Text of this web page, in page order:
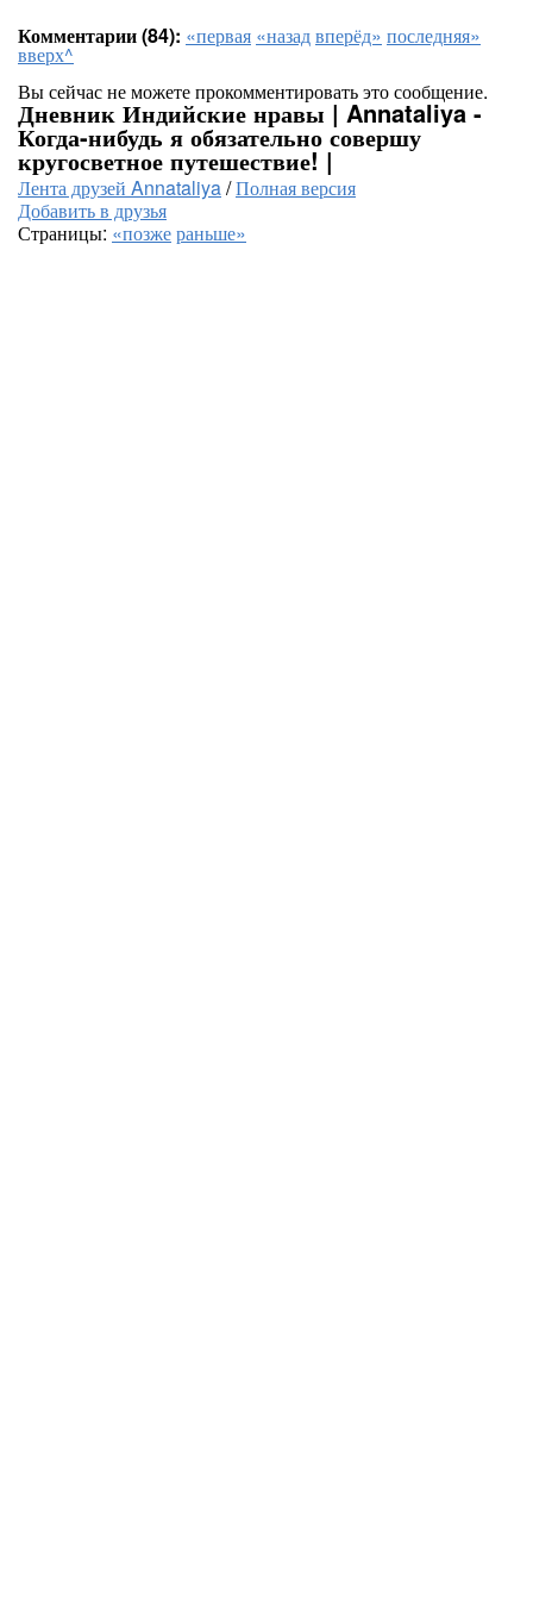
Комментарии (84): «первая «назадвперёд» последняя»
вверх^
Вы сейчас не можете прокомментировать это сообщение.
Дневник Индийские нравы | Annataliya -
Когда-нибудь я обязательно совершу
кругосветное путешествие! |
Лента друзей Annataliya/Полная версия
Добавить в друзья
Страницы: «позжераньше»